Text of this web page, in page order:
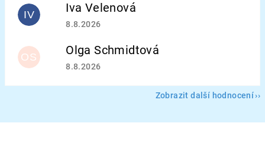
IV Iva Velenová
Hodnocení obchodu je 5 z 5 hvězdiček.
8.8.2026
OS Olga Schmidtová
Hodnocení obchodu je 5 z 5 hvězdiček.
8.8.2026
Zobrazit další hodnocení